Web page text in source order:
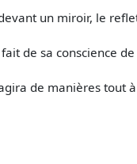
un miroir, le
de sa conscience
de manières tout